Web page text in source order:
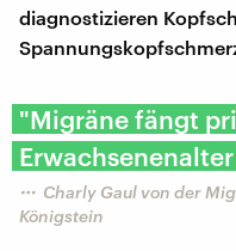
diagnostizieren
"Migräne fängt
Charly Gaul von der
Königstein